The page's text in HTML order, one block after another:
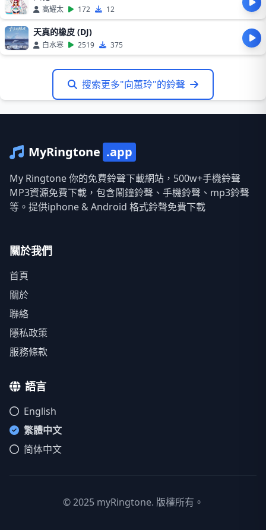
高耀太 172 12
天真的橡皮 (DJ)
白水寒 2519 375
搜索更多"向蕙玲"的鈴聲
MyRingtone .app
My Ringtone 你的免費鈴聲下載網站，500w+手機鈴聲
MP3資源免費下載，包含鬧鐘鈴聲、手機鈴聲、mp3鈴聲
等。提供iphone & Android 格式鈴聲免費下載
關於我們
首頁
關於
聯絡
隱私政策
服務條款
語言
English
繁體中文
简体中文
© 2025 myRingtone. 版權所有。